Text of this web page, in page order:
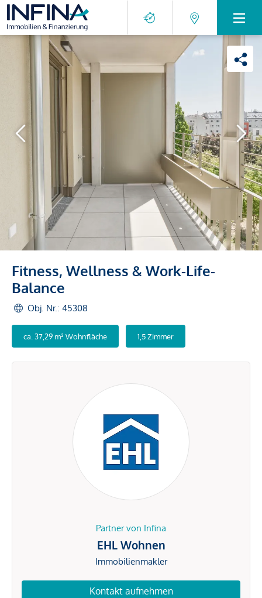
Fitness, Wellness & Work-Life-
Balance
Obj. Nr.: 45308
ca. 37,29 m² Wohnfläche 1,5 Zimmer
Partner von Infina
EHL Wohnen
Immobilienmakler
Kontakt aufnehmen